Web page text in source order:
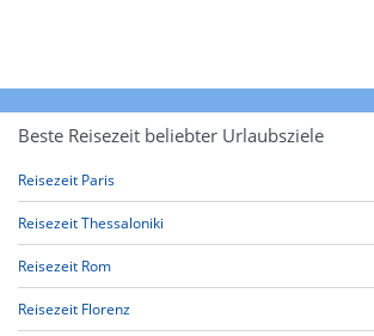
Beste Reisezeit beliebter Urlaubsziele
Reisezeit Paris
Reisezeit Thessaloniki
Reisezeit Rom
Reisezeit Florenz